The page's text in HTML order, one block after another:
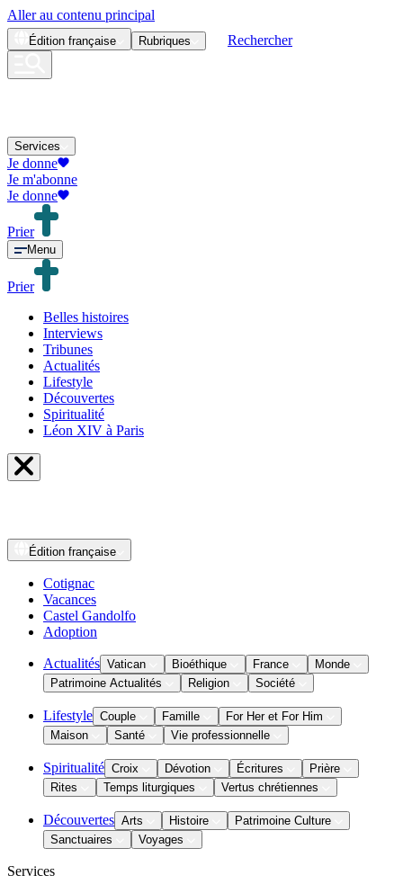
Aller au contenu principal
Édition française Rubriques Rechercher
Services
Je donne
Je m'abonne
Je donne
Prier
Menu
Prier
Belles histoires
Interviews
Tribunes
Actualités
Lifestyle
Découvertes
Spiritualité
Léon XIV à Paris
Édition française
Cotignac
Vacances
Castel Gandolfo
Adoption
Actualités Vatican Bioéthique France
Monde
Patrimoine Actualités
Religion Société
Lifestyle Couple Famille
For Her et For Him
Maison
Santé Vie professionnelle
Spiritualité Croix Dévotion Écritures
Prière
Rites
Temps liturgiques Vertus chrétiennes
Découvertes Arts Histoire
Patrimoine Culture
Sanctuaires
Voyages
Services